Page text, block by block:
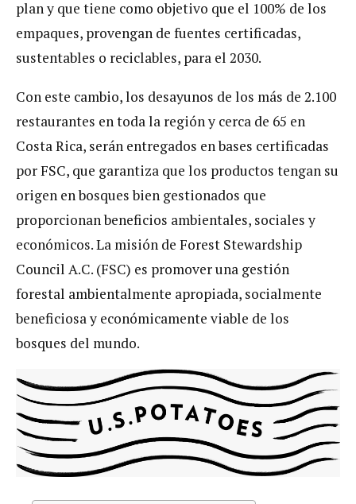
plan y que tiene como objetivo que el 100% de los
empaques, provengan de fuentes certificadas,
sustentables o reciclables, para el 2030.
Con este cambio, los desayunos de los más de 2.100
restaurantes en toda la región y cerca de 65 en
Costa Rica, serán entregados en bases certificadas
por FSC, que garantiza que los productos tengan su
origen en bosques bien gestionados que
proporcionan beneficios ambientales, sociales y
económicos. La misión de Forest Stewardship
Council A.C. (FSC) es promover una gestión
forestal ambientalmente apropiada, socialmente
beneficiosa y económicamente viable de los
bosques del mundo.